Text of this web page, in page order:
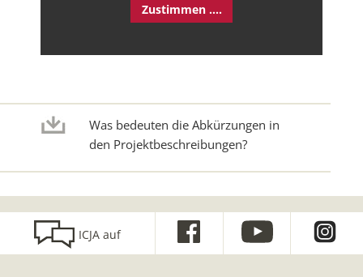
Zustimmen ....
Was bedeuten die Abkürzungen in
den Projektbeschreibungen?
ICJA auf